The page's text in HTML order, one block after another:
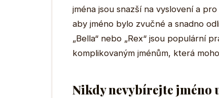
jména jsou snazší na vyslovení a
aby jméno bylo zvučné a snadno
„Bella“ nebo „Rex“ jsou populární
komplikovaným jménům, která
Nikdy nevybírejte jméno